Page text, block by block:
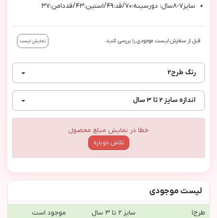
سايز٧-٨سال: دورسينه:٧٠/قد:٤٩/استين:٤٣/قددامن:٣٧
قبل از سفارش لیست موجودی را بررسی کنید. نمایش لیست
رنگ طرح٢
اندازه سایز ۲ تا ۳ سال
خطا در نمایش مبلغ محصول
تلاش دوباره
لیست موجودی
طرح١ سایز ۲ تا ۳ سال
موجود است